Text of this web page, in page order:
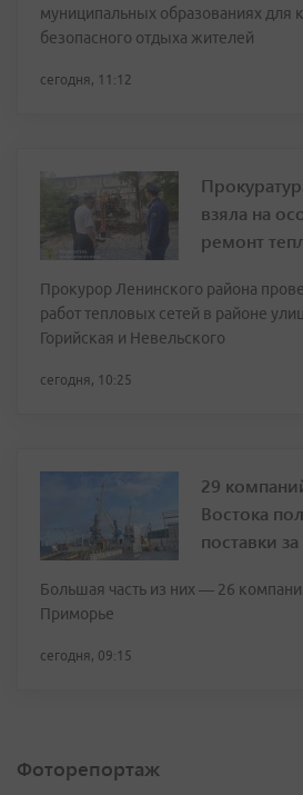
муниципальных образованиях для
безопасного отдыха жителей
сегодня, 11:12
взяла на
ремонт
Прокурор Ленинского района
работ тепловых сетей в районе
Горийская и Невельского
сегодня, 10:25
29
Востока
поставки
Большая часть из них — 26
Приморье
сегодня, 09:15
Фоторепортаж